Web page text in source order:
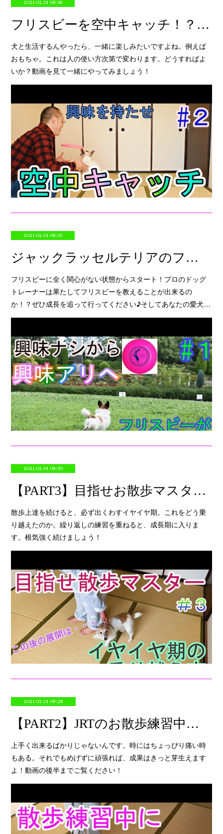
2021.02.01 08:36
フリスビーを空中キャッチ！？無反応からここまで育てる方法
犬と生活するんやったら、一緒に楽しみたいですよね。例えば
おもちゃ。これは人の使い方次第で変わります。どうすればよ
いか？動画を見て一緒にやってみましょう！
2021.02.01 08:33
ジャックラッセルテリアのフリスビーキャッチへの道【PART1】
フリスビーに全く関心がない状態からスタート！プロのドッグ
トレーナーは果たしてフリスビーを教えることが出来るの
か！？ぜひ成長を追って行ってください♪そしてあなたの愛犬…
2021.02.01 08:30
【PART3】目指せお散歩マスター！イヤイヤ期をどう乗り越えるのか【JRT】
散歩上達を続けると、必ず出くわすイヤイヤ期。これをどう乗
り越えたのか。繰り返しの練習を重ねると、成長期に入りま
す。根気強く続けましょう！
2021.02.01 08:28
【PART2】JRTのお散歩練習中にまさかの事故発生！？【実演】
上手く出来るばかりじゃないんです。時にはちょっぴり痛い時
もある。それでもめげずに頑張れば、成果はきっと芽生えます
よ！動画の後半までご覧ください！